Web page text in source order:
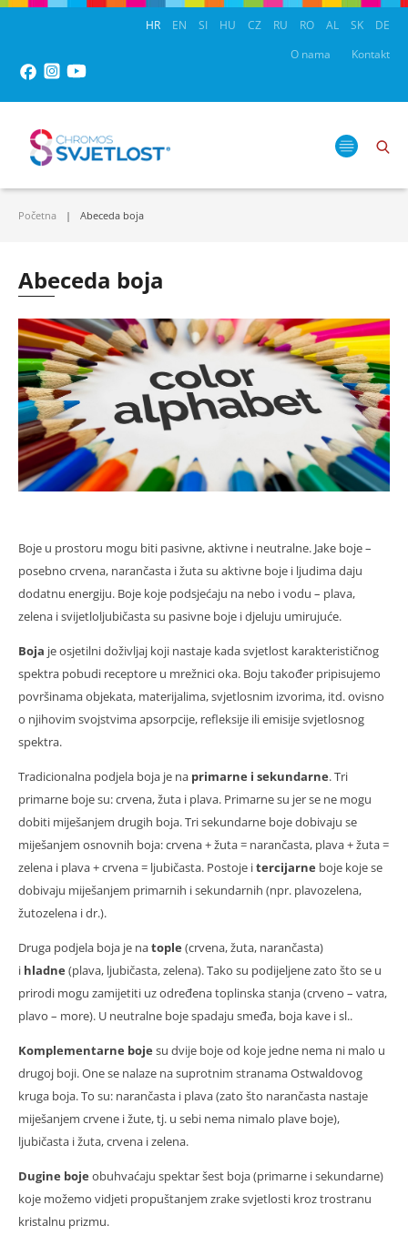
HR EN SI HU CZ RU RO AL SK
DE
O nama
Kontakt
Početna Abeceda boja
Abeceda boja
Boje u prostoru mogu biti pasivne, aktivne i neutralne. Jake boje –
posebno crvena, narančasta i žuta su aktivne boje i ljudima daju
dodatnu energiju. Boje koje podsjećaju na nebo i vodu – plava,
zelena i svijetloljubičasta su pasivne boje i djeluju umirujuće.
Boja je osjetilni doživljaj koji nastaje kada svjetlost karakterističnog
spektra pobudi receptore u mrežnici oka. Boju također pripisujemo
površinama objekata, materijalima, svjetlosnim izvorima, itd. ovisno
o njihovim svojstvima apsorpcije, refleksije ili emisije svjetlosnog
spektra.
Tradicionalna podjela boja je na primarne i sekundarne. Tri
primarne boje su: crvena, žuta i plava. Primarne su jer se ne mogu
dobiti miješanjem drugih boja. Tri sekundarne boje dobivaju se
miješanjem osnovnih boja: crvena + žuta = narančasta, plava + žuta =
zelena i plava + crvena = ljubičasta. Postoje itercijarne boje koje se
dobivaju miješanjem primarnih i sekundarnih (npr. plavozelena,
žutozelena i dr.).
Druga podjela boja je natople (crvena, žuta, narančasta)
i hladne (plava, ljubičasta, zelena). Tako su podijeljene zato što se u
prirodi mogu zamijetiti uz određena toplinska stanja (crveno – vatra,
plavo – more). U neutralne boje spadaju smeđa, boja kave i sl..
Komplementarne boje su dvije boje od koje jedne nema ni malo u
drugoj boji. One se nalaze na suprotnim stranama Ostwaldovog
kruga boja. To su: narančasta i plava (zato što narančasta nastaje
miješanjem crvene i žute, tj. u sebi nema nimalo plave boje),
ljubičasta i žuta, crvena i zelena.
Dugine boje obuhvaćaju spektar šest boja (primarne i sekundarne)
koje možemo vidjeti propuštanjem zrake svjetlosti kroz trostranu
kristalnu prizmu.